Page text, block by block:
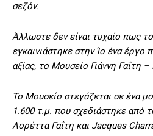
σεζόν.
Άλλωστε δεν είναι τυχαίο πως
εγκαινιάστηκε στην Ίο ένα έργο
αξίας, το Μουσείο Γιάννη Γαΐτη
Το Μουσείο στεγάζεται σε ένα
1.600 τ.μ. που σχεδιάστηκε από
Λορέττα Γαΐτη και Jacques